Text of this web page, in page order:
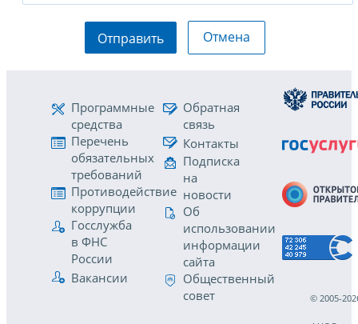
Отправить Отмена
Программные
средства
Перечень
обязательных
требований
Противодействие
коррупции
Госслужба
в ФНС
России
Вакансии
Обратная
связь
Контакты
Подписка
на
новости
Об
использовании
информации
сайта
Общественный
совет
© 2005-